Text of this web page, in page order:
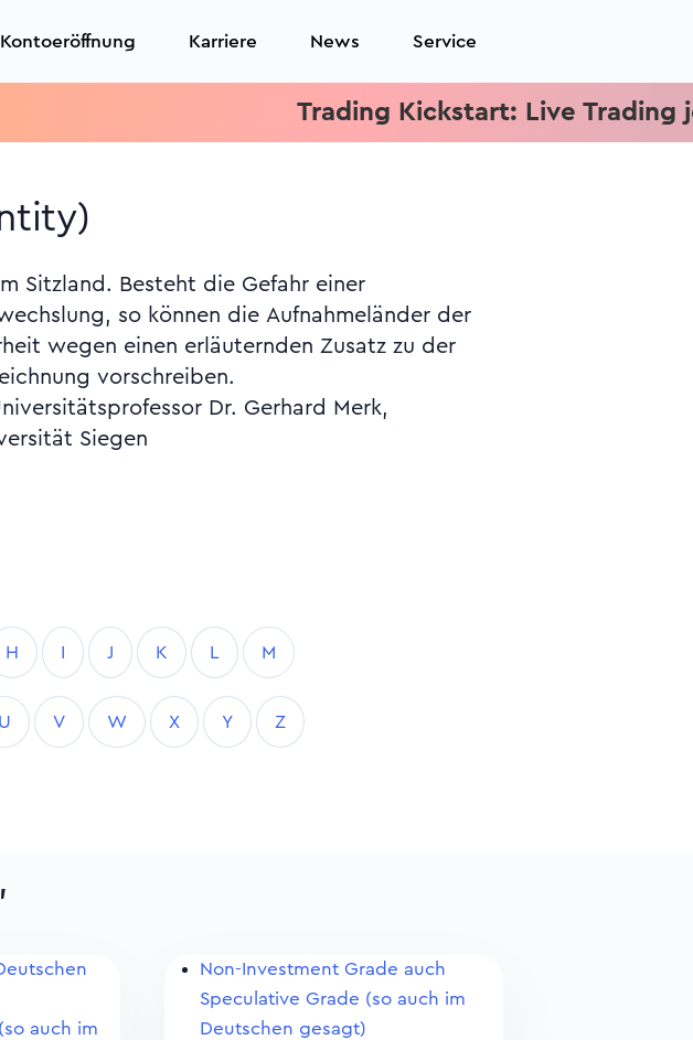
Kontoeröffnung Karriere News Service
Trading Kickstart: Live Trading
vorschreiben.
Dr. Gerhard Merk,
Siegen
H I J K L M
U V W X Y Z
auch im
Non-Investment Grade auch
Speculative Grade (so auch im
Deutschen gesagt)